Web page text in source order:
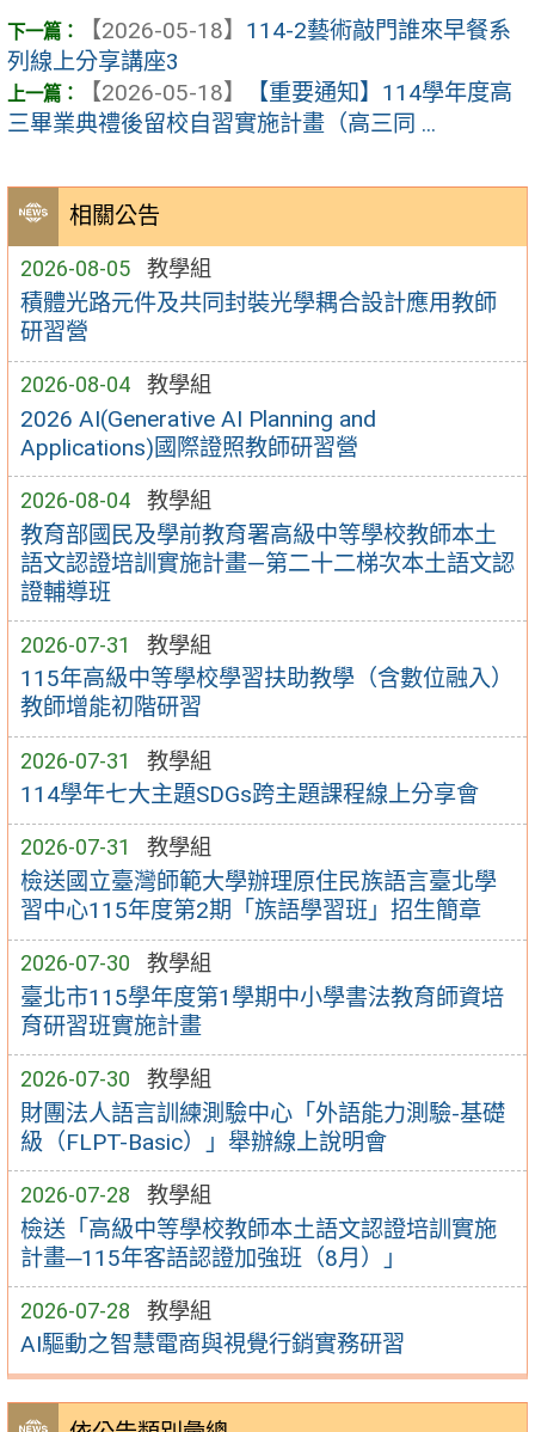
相關公告
2026-08-05 教學組
積體光路元件及共同封裝光學耦合設計應用教師
研習營
2026-08-04 教學組
2026 AI(Generative AI Planning and
Applications)國際證照教師研習營
2026-08-04 教學組
教育部國民及學前教育署高級中等學校教師本土
語文認證培訓實施計畫—第二十二梯次本土語文認
證輔導班
2026-07-31 教學組
115年高級中等學校學習扶助教學（含數位融入）
教師增能初階研習
2026-07-31 教學組
114學年七大主題SDGs跨主題課程線上分享會
2026-07-31 教學組
檢送國立臺灣師範大學辦理原住民族語言臺北學
習中心115年度第2期「族語學習班」招生簡章
2026-07-30 教學組
臺北市115學年度第1學期中小學書法教育師資培
育研習班實施計畫
2026-07-30 教學組
財團法人語言訓練測驗中心「外語能力測驗-基礎
級（FLPT-Basic）」舉辦線上說明會
2026-07-28 教學組
檢送「高級中等學校教師本土語文認證培訓實施
計畫─115年客語認證加強班（8月）」
2026-07-28 教學組
AI驅動之智慧電商與視覺行銷實務研習
【2026-05-18】 114-2藝術敲門誰來早餐系
列線上分享講座3
【2026-05-18】
【重要通知】114學年度高
三畢業典禮後留校自習實施計畫（高三同 ...